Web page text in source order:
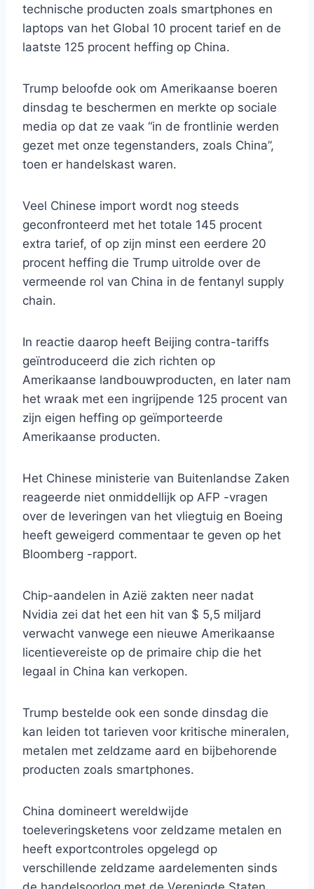
technische producten zoals smartphones en
laptops van het Global 10 procent tarief en de
laatste 125 procent heffing op China.
Trump beloofde ook om Amerikaanse boeren
dinsdag te beschermen en merkte op sociale
media op dat ze vaak “in de frontlinie werden
gezet met onze tegenstanders, zoals China”,
toen er handelskast waren.
Veel Chinese import wordt nog steeds
geconfronteerd met het totale 145 procent
extra tarief, of op zijn minst een eerdere 20
procent heffing die Trump uitrolde over de
vermeende rol van China in de fentanyl supply
chain.
In reactie daarop heeft Beijing contra-tariffs
geïntroduceerd die zich richten op
Amerikaanse landbouwproducten, en later nam
het wraak met een ingrijpende 125 procent van
zijn eigen heffing op geïmporteerde
Amerikaanse producten.
Het Chinese ministerie van Buitenlandse Zaken
reageerde niet onmiddellijk op AFP -vragen
over de leveringen van het vliegtuig en Boeing
heeft geweigerd commentaar te geven op het
Bloomberg -rapport.
Chip-aandelen in Azië zakten neer nadat
Nvidia zei dat het een hit van $ 5,5 miljard
verwacht vanwege een nieuwe Amerikaanse
licentievereiste op de primaire chip die het
legaal in China kan verkopen.
Trump bestelde ook een sonde dinsdag die
kan leiden tot tarieven voor kritische mineralen,
metalen met zeldzame aard en bijbehorende
producten zoals smartphones.
China domineert wereldwijde
toeleveringsketens voor zeldzame metalen en
heeft exportcontroles opgelegd op
verschillende zeldzame aardelementen sinds